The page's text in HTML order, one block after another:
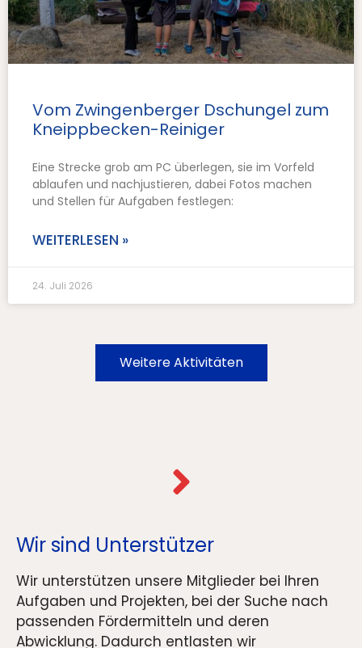
Vom Zwingenberger Dschungel zum
Kneippbecken-Reiniger
Eine Strecke grob am PC überlegen, sie im Vorfeld
ablaufen und nachjustieren, dabei Fotos machen
und Stellen für Aufgaben festlegen:
WEITERLESEN »
24. Juli 2026
Weitere Aktivitäten
Wir sind Unterstützer
Wir unterstützen unsere Mitglieder bei Ihren
Aufgaben und Projekten, bei der Suche nach
passenden Fördermitteln und deren
Abwicklung. Dadurch entlasten wir